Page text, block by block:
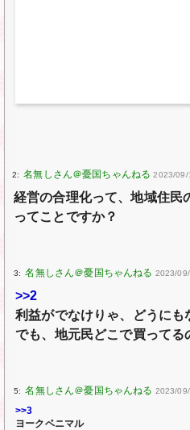
2: 2023/09/
経営の合理化って、地域住民
ってことですか？
3: 2023/
>>2
利益がでなけりゃ、どうにも
でも、地元民どこで買ってる
5: 2023/
>>3
ヨークベニマル